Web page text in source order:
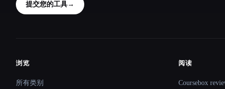
提交您的工具→
Site navigation
浏览
所有类别
阅读
Coursebox